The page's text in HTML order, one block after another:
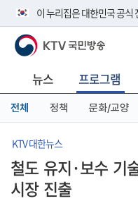
이 누리집은 대한민국 공식
공식 누리집 주소 확인하기
니다.
이밖에 or.kr 또는 .kr등 다른
서 도메인 주소를 확인해 보세
KTV 국민방송
뉴스 프로그램
전체 정책 문화/교양
KTV 대한뉴스
철도 유지·보수 기
시장 진출